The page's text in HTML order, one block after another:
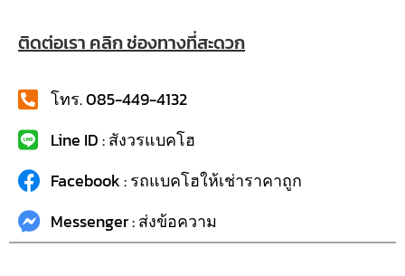
ติดต่อเรา คลิก ช่องทางที่สะดวก
โทร. 085-449-4132
Line ID : สังวรแบคโฮ
Facebook : รถแบคโฮให้เช่าราคาถูก
Messenger : ส่งข้อความ